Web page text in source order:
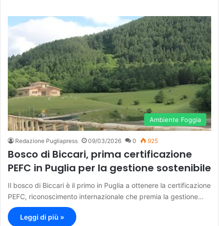
Ambiente Foggia
Redazione Pugliapress 09/03/2026 0 925
Bosco di Biccari, prima certificazione
PEFC in Puglia per la gestione sostenibile
Il bosco di Biccari è il primo in Puglia a ottenere la certificazione
PEFC, riconoscimento internazionale che premia la gestione…
Leggi di più »